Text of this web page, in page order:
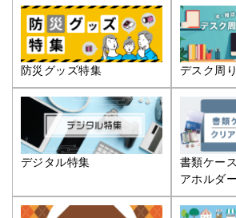
防災グッズ特集 デスク周
デジタル特集
書類ケー
アホルダ